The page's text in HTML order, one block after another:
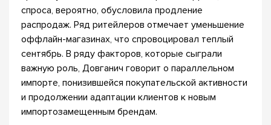
спроса, вероятно, обусловила продление
распродаж. Ряд ритейлеров отмечает уменьшение
оффлайн-магазинах, что спровоцировал теплый
сентябрь. В ряду факторов, которые сыграли
важную роль, Довганич говорит о параллельном
импорте, понизившейся покупательской активности
и продолжении адаптации клиентов к новым
импортозамещенным брендам.